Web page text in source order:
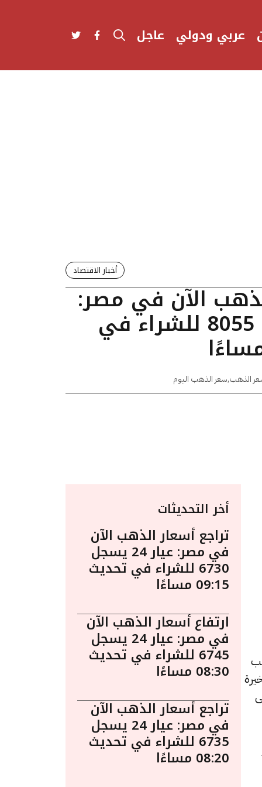
عربي ودولي عاجل
أخبار الاقتصاد
الآن في مصر:
عيار 24 يسجل 8055 للشراء في
الذهب,سعر الذهب اليوم
الذهب
أخر التحديثات
تراجع أسعار الذهب الآن
في مصر: عيار 24 يسجل
6730 للشراء في تحديث
09:15 مساءًا
ارتفاع أسعار الذهب الآن
في مصر: عيار 24 يسجل
6745 للشراء في تحديث
08:30 مساءًا
تراجع أسعار الذهب الآن
في مصر: عيار 24 يسجل
6735 للشراء في تحديث
08:20 مساءًا